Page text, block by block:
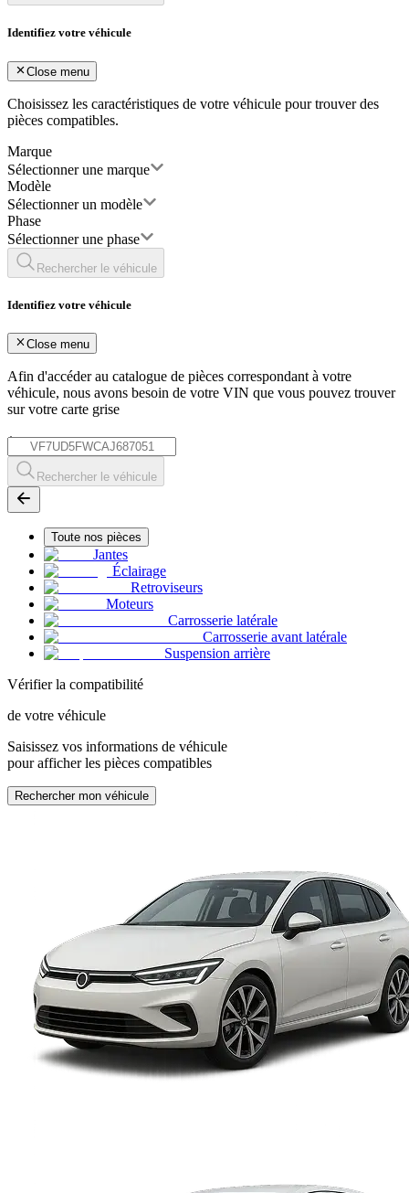
Identifiez votre véhicule
Close menu
Choisissez les caractéristiques de votre véhicule pour trouver des
pièces compatibles.
Marque
Sélectionner une marque
Modèle
Sélectionner un modèle
Phase
Sélectionner une phase
Rechercher le véhicule
Identifiez votre véhicule
Close menu
Afin d'accéder au catalogue de pièces correspondant à votre
véhicule, nous avons besoin de votre VIN que vous pouvez trouver
sur votre carte grise
*
Rechercher le véhicule
Toute nos pièces
Jantes
Éclairage
Retroviseurs
Moteurs
Carrosserie latérale
Carrosserie avant latérale
Suspension arrière
Vérifier la compatibilité
de votre véhicule
Saisissez vos informations de véhicule
pour afficher les pièces compatibles
Rechercher mon véhicule